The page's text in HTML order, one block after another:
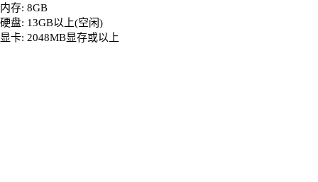
内存: 8GB
硬盘: 13GB以上(空闲)
显卡: 2048MB显存或以上